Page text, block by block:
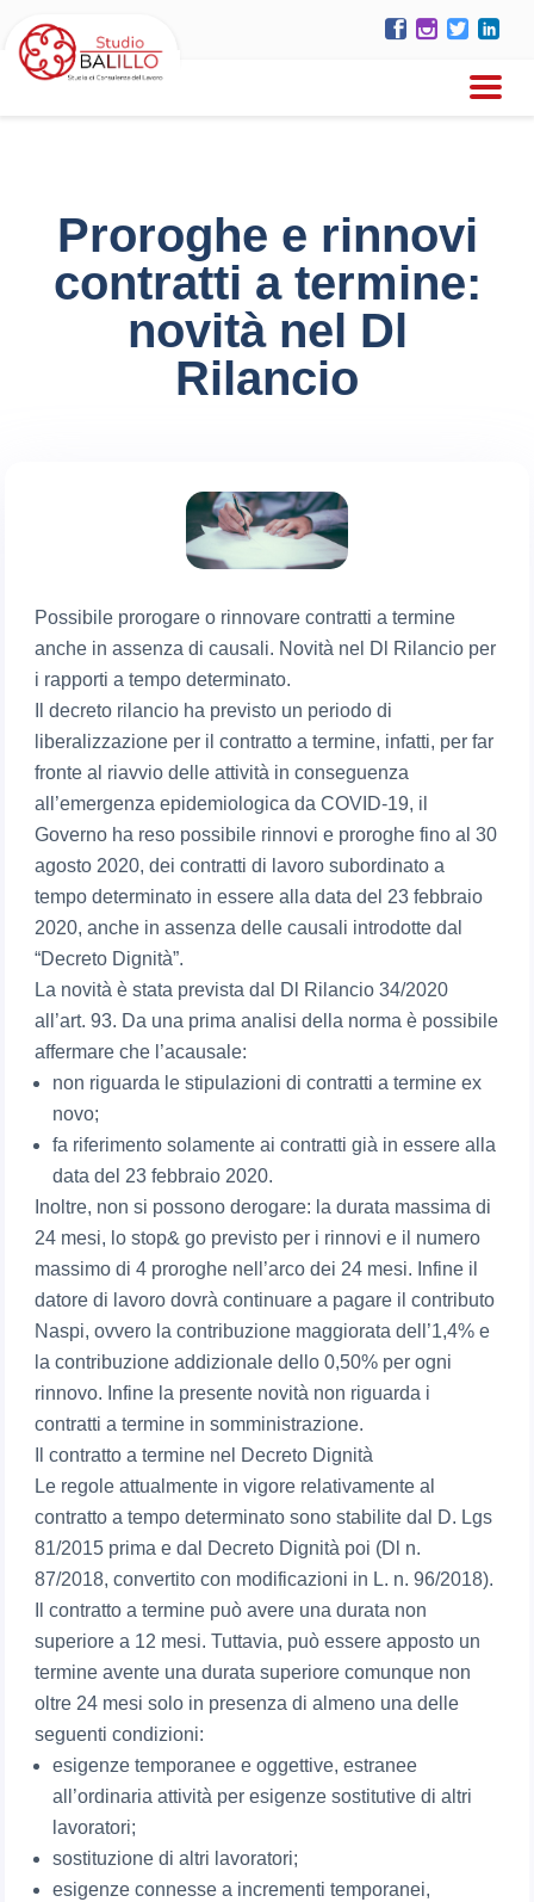
Proroghe e rinnovi
contratti a termine:
novità nel Dl
Rilancio
Possibile prorogare o rinnovare contratti a termine
anche in assenza di causali. Novità nel Dl Rilancio per
i rapporti a tempo determinato.
Il decreto rilancio ha previsto un periodo di
liberalizzazione per il contratto a termine, infatti, per far
fronte al riavvio delle attività in conseguenza
all’emergenza epidemiologica da COVID-19, il
Governo ha reso possibile rinnovi e proroghe fino al 30
agosto 2020, dei contratti di lavoro subordinato a
tempo determinato in essere alla data del 23 febbraio
2020, anche in assenza delle causali introdotte dal
“Decreto Dignità”.
La novità è stata prevista dal Dl Rilancio 34/2020
all’art. 93. Da una prima analisi della norma è possibile
affermare che l’acausale:
non riguarda le stipulazioni di contratti a termine ex
novo;
fa riferimento solamente ai contratti già in essere alla
data del 23 febbraio 2020.
Inoltre, non si possono derogare: la durata massima di
24 mesi, lo stop& go previsto per i rinnovi e il numero
massimo di 4 proroghe nell’arco dei 24 mesi. Infine il
datore di lavoro dovrà continuare a pagare il contributo
Naspi, ovvero la contribuzione maggiorata dell’1,4% e
la contribuzione addizionale dello 0,50% per ogni
rinnovo. Infine la presente novità non riguarda i
contratti a termine in somministrazione.
Il contratto a termine nel Decreto Dignità
Le regole attualmente in vigore relativamente al
contratto a tempo determinato sono stabilite dal D. Lgs
81/2015 prima e dal Decreto Dignità poi (Dl n.
87/2018, convertito con modificazioni in L. n. 96/2018).
Il contratto a termine può avere una durata non
superiore a 12 mesi. Tuttavia, può essere apposto un
termine avente una durata superiore comunque non
oltre 24 mesi solo in presenza di almeno una delle
seguenti condizioni:
esigenze temporanee e oggettive, estranee
all’ordinaria attività per esigenze sostitutive di altri
lavoratori;
sostituzione di altri lavoratori;
esigenze connesse a incrementi temporanei,